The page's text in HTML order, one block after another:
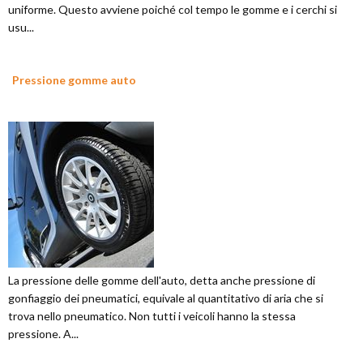
uniforme. Questo avviene poiché col tempo le gomme e i cerchi si
usu...
Pressione gomme auto
La pressione delle gomme dell'auto, detta anche pressione di
gonfiaggio dei pneumatici, equivale al quantitativo di aria che si
trova nello pneumatico. Non tutti i veicoli hanno la stessa
pressione. A...